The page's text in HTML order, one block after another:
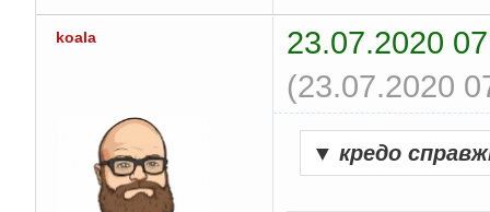
koala
23.07.2020
(23.07.2020
▼ кредо